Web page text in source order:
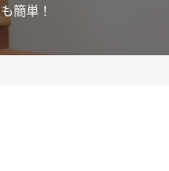
簡単！